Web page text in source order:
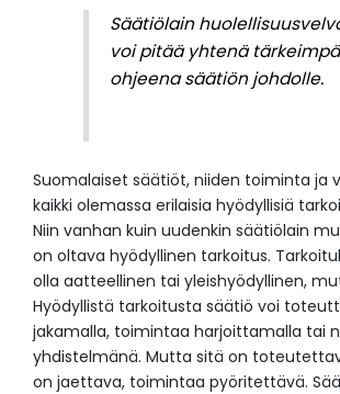
Säätiölain
voi pitää yhtenä
ohjeena säätiön johdolle.
Suomalaiset säätiöt, niiden toiminta ja
kaikki olemassa erilaisia hyödyllisiä
Niin vanhan kuin uudenkin säätiölain
on oltava hyödyllinen tarkoitus.
olla aatteellinen tai yleishyödyllinen,
Hyödyllistä tarkoitusta säätiö voi
jakamalla, toimintaa harjoittamalla tai
yhdistelmänä. Mutta sitä on
on jaettava, toimintaa pyöritettävä.